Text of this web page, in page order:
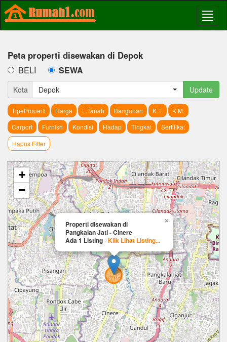
Peta properti disewakan di Depok
BELI SEWA
Kota Depok Update
TipeProperti Harga L.Tanah Bangunan K.T.
K.M.
Carport
Furnish Kondisi Hadap Tingkat
Sertifikat
Hapus Filter
Properti disewakan di
Pangkalan Jati - Cinere
Ada 1 Listing-Klik Lihat Listing...
×
+
−